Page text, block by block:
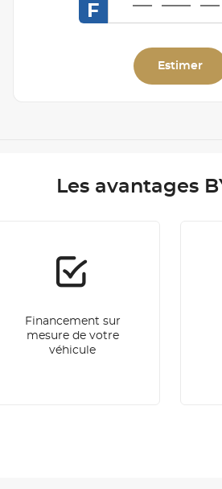
F
Estimer
Les avantages
Financement sur
mesure de votre
véhicule